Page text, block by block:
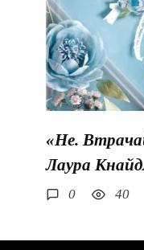
«Не.
Лаура
0 40